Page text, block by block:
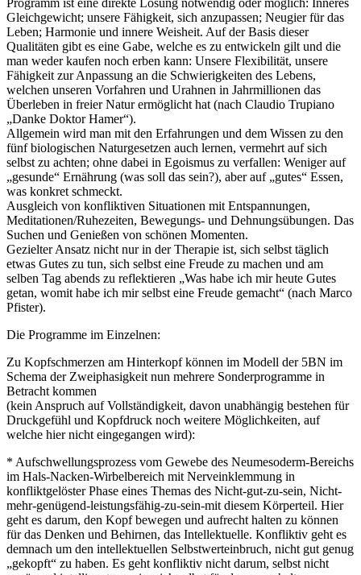
Gleichgewicht; unsere Fähigkeit, sich anzupassen; Neugier für das
Leben; Harmonie und innere Weisheit. Auf der Basis dieser
Qualitäten gibt es eine Gabe, welche es zu entwickeln gilt und die
man weder kaufen noch erben kann: Unsere Flexibilität, unsere
Fähigkeit zur Anpassung an die Schwierigkeiten des Lebens,
welchen unseren Vorfahren und Urahnen in Jahrmillionen das
Überleben in freier Natur ermöglicht hat (nach Claudio Trupiano
„Danke Doktor Hamer“).
Allgemein wird man mit den Erfahrungen und dem Wissen zu den
fünf biologischen Naturgesetzen auch lernen, vermehrt auf sich
selbst zu achten; ohne dabei in Egoismus zu verfallen: Weniger auf
„gesunde“ Ernährung (was soll das sein?), aber auf „gutes“ Essen,
was konkret schmeckt.
Ausgleich von konfliktiven Situationen mit Entspannungen,
Meditationen/Ruhezeiten, Bewegungs- und Dehnungsübungen. Das
Suchen und Genießen von schönen Momenten.
Gezielter Ansatz nicht nur in der Therapie ist, sich selbst täglich
etwas Gutes zu tun, sich selbst eine Freude zu machen und am
selben Tag abends zu reflektieren „Was habe ich mir heute Gutes
getan, womit habe ich mir selbst eine Freude gemacht“ (nach Marco
Pfister).
Die Programme im Einzelnen:
Zu Kopfschmerzen am Hinterkopf können im Modell der 5BN im
Schema der Zweiphasigkeit nun mehrere Sonderprogramme in
Betracht kommen
(kein Anspruch auf Vollständigkeit, davon unabhängig bestehen für
Druckgefühl und Kopfdruck noch weitere Möglichkeiten, auf
welche hier nicht eingegangen wird):
* Aufschwellungsprozess vom Gewebe des Neumesoderm-Bereichs
im Hals-Nacken-Wirbelbereich mit Nerveinklemmung in
konfliktgelöster Phase eines Themas des Nicht-gut-zu-sein, Nicht-
mehr-genügend-leistungsfähig-zu-sein-mit diesem Körperteil. Hier
geht es darum, den Kopf bewegen und aufrecht halten zu können
für das Denken und Behirnen, das Intellektuelle. Konfliktiv geht es
demnach um den intellektuellen Selbstwerteinbruch, nicht gut genug
„gekopft“ zu haben. Es geht konfliktiv nicht darum, selbst nicht